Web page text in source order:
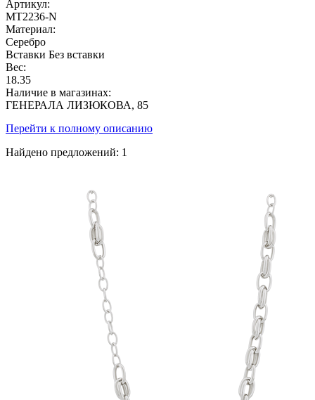
Артикул:
MT2236-N
Материал:
Серебро
Вставки Без вставки
Вес:
18.35
Наличие в магазинах:
ГЕНЕРАЛА ЛИЗЮКОВА, 85
Перейти к полному описанию
Найдено предложений: 1